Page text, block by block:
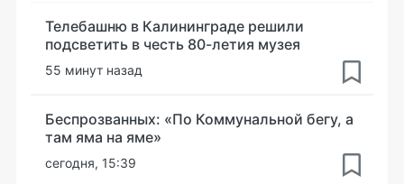
Телебашню в Калининграде решили
подсветить в честь 80-летия музея
55 минут назад
Беспрозванных: «По Коммунальной бегу, а
там яма на яме»
сегодня, 15:39